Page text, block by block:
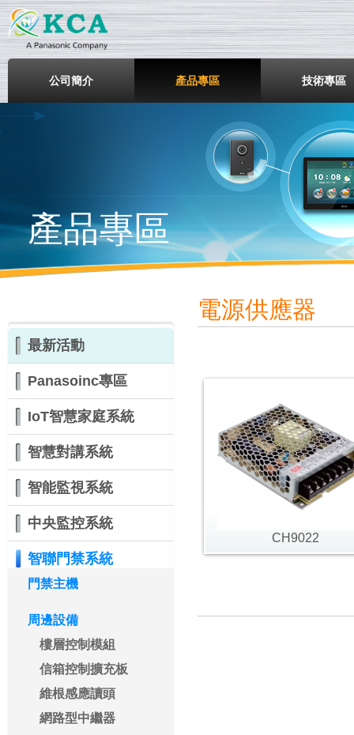
鎧鋒企業股份有限公司
公司簡介 產品專區 技術專區
產品專區
最新活動
Panasoinc專區
IoT智慧家庭系統
智慧對講系統
智能監視系統
中央監控系統
智聯門禁系統
門禁主機
周邊設備
樓層控制模組
信箱控制擴充板
維根感應讀頭
網路型中繼器
電源供應器
CH9022